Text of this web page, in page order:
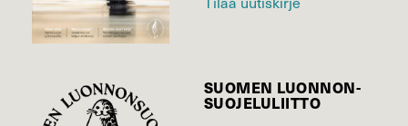
SUOMEN LUONNON­
SUOJELU­LIITTO